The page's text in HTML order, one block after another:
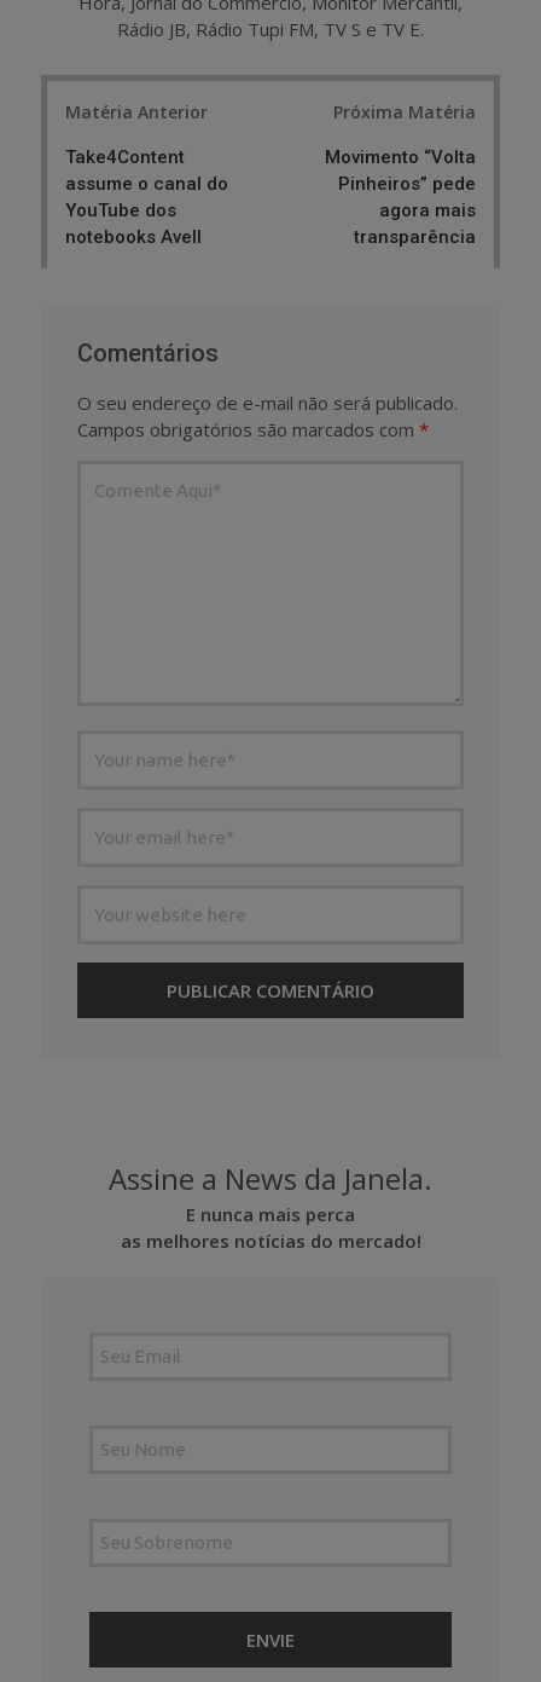
Rádio JB, Rádio Tupi FM, TV S e TV E.
Matéria Anterior
Take4Content
assume o canal do
YouTube dos
notebooks Avell
Próxima Matéria
Movimento “Volta
Pinheiros” pede
agora mais
transparência
Comentários
O seu endereço de e-mail não será publicado.
Campos obrigatórios são marcados com *
Assine a News da Janela.
E nunca mais perca
as melhores notícias do mercado!